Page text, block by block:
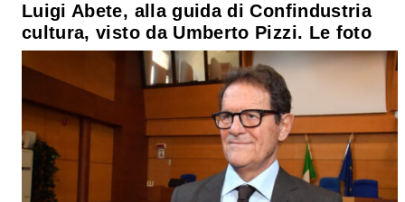
Luigi Abete, alla guida di Confindustria
cultura, visto da Umberto Pizzi. Le foto